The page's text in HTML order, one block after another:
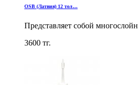
OSB (Латвия) 12 тол…
Представляет собой
3600 тг.